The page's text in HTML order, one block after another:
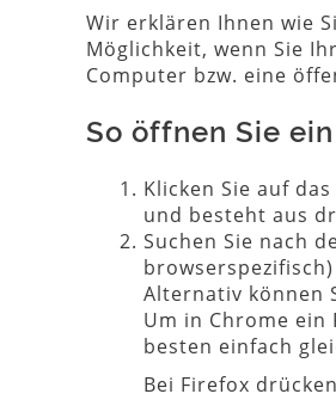
Wir erklären Ihnen wie
Möglichkeit, wenn Sie
Computer bzw. eine
So öffnen Sie
Klicken Sie auf
und besteht aus
Suchen Sie nach
Alternativ können
Um in Chrome
besten einfach
Bei Firefox